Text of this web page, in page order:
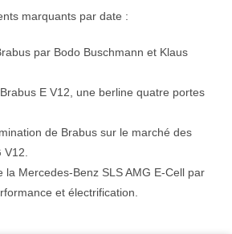
marquants par date :
par Bodo Buschmann et Klaus
E V12, une berline quatre portes
de Brabus sur le marché des
V12.
la Mercedes-Benz SLS AMG E-Cell par
et électrification.